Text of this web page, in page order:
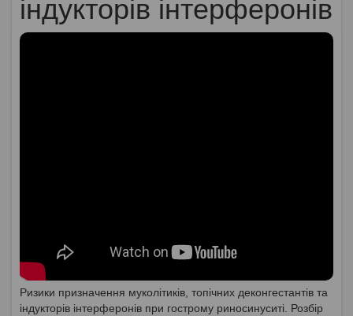
індукторів інтерферонів
Ризики призначення муколітиків, топічних деконгестантів та
індукторів інтерферонів при гострому риносинуситі. Розбір